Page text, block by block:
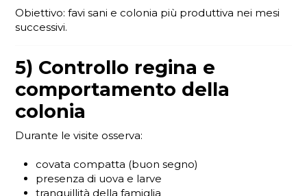
Obiettivo: favi sani e colonia più produttiva nei mesi
successivi.
5) Controllo regina e
comportamento della
colonia
Durante le visite osserva:
covata compatta (buon segno)
presenza di uova e larve
tranquillità della famiglia